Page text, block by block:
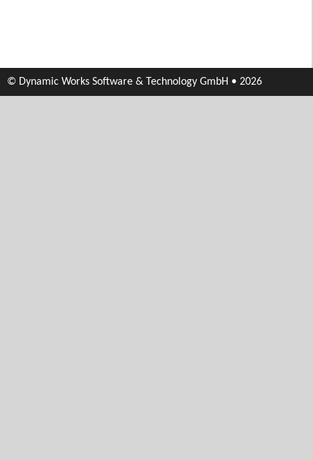
© Dynamic Works Software & Technology GmbH • 2026